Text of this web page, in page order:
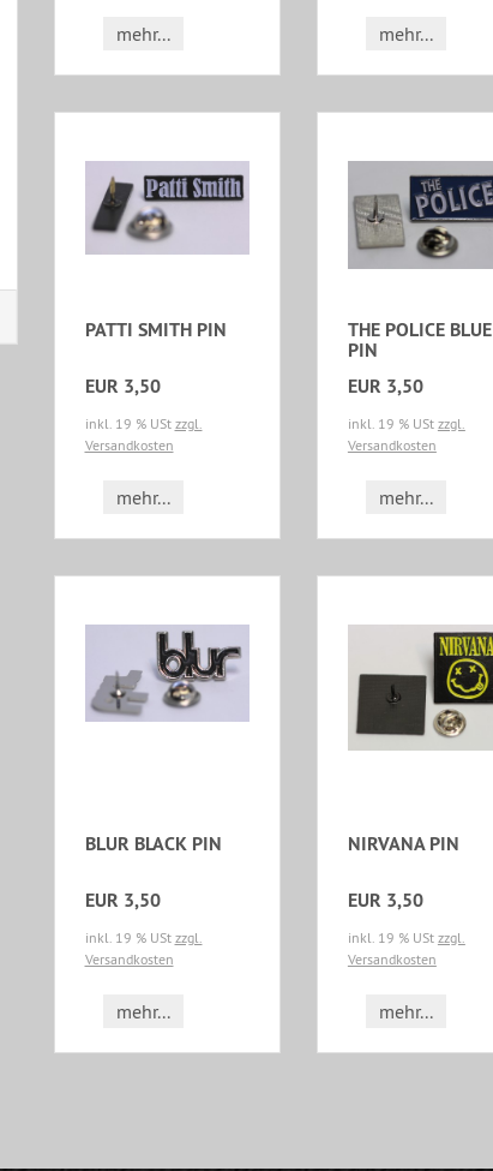
mehr... mehr...
PATTI SMITH PIN
EUR 3,50
inkl. 19 % USt zzgl.
Versandkosten
mehr...
THE POLICE BLUE
PIN
EUR 3,50
inkl. 19 % USt zzgl.
Versandkosten
mehr...
BLUR BLACK PIN
EUR 3,50
inkl. 19 % USt zzgl.
Versandkosten
mehr...
NIRVANA PIN
EUR 3,50
inkl. 19 % USt zzgl.
Versandkosten
mehr...